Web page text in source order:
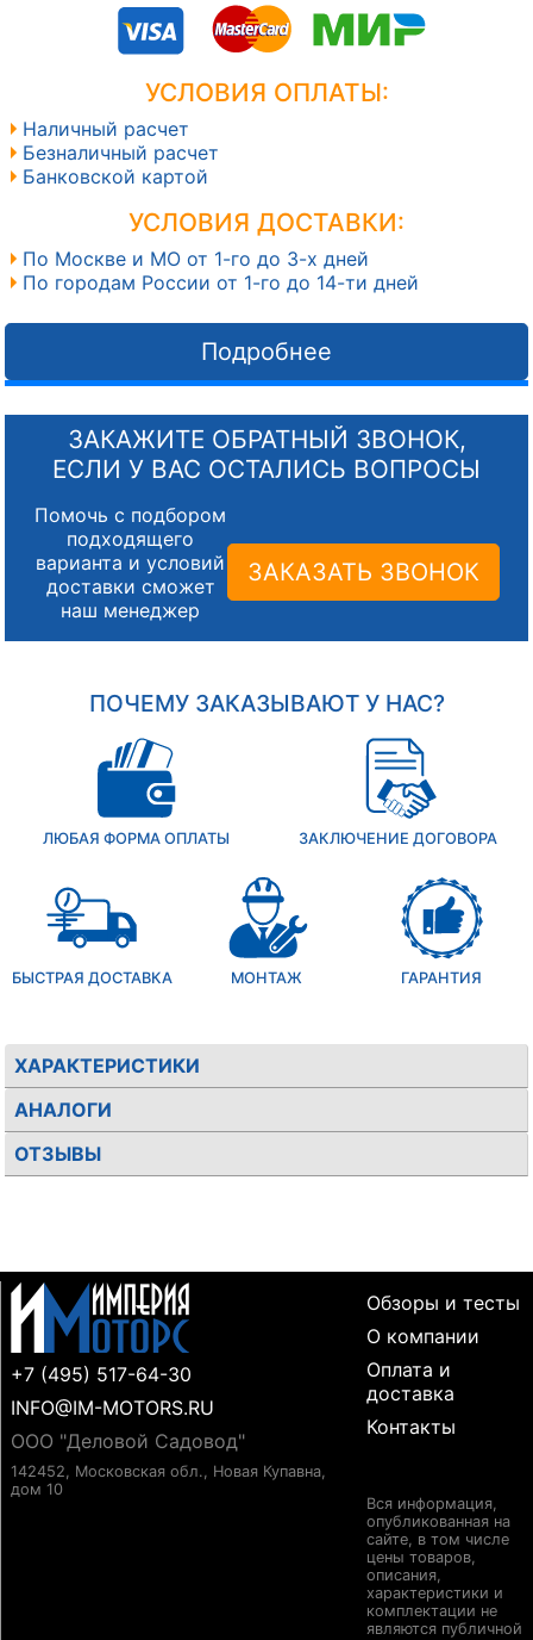
УСЛОВИЯ ОПЛАТЫ:
Наличный расчет
Безналичный расчет
Банковской картой
УСЛОВИЯ ДОСТАВКИ:
По Москве и МО от 1-го до 3-х дней
По городам России от 1-го до 14-ти дней
Подробнее
ЗАКАЖИТЕ ОБРАТНЫЙ ЗВОНОК,
ЕСЛИ У ВАС ОСТАЛИСЬ ВОПРОСЫ
Помочь с подбором
подходящего
варианта и условий
доставки сможет
наш менеджер
ЗАКАЗАТЬ ЗВОНОК
ПОЧЕМУ ЗАКАЗЫВАЮТ У НАС?
ЛЮБАЯ ФОРМА ОПЛАТЫ ЗАКЛЮЧЕНИЕ ДОГОВОРА
БЫСТРАЯ ДОСТАВКА МОНТАЖ ГАРАНТИЯ
ХАРАКТЕРИСТИКИ
АНАЛОГИ
ОТЗЫВЫ
+7 (495) 517-64-30
INFO@IM-MOTORS.RU
ООО "Деловой Садовод"
142452, Московская обл., Новая Купавна,
дом 10
Обзоры и тесты
О компании
Оплата и
доставка
Контакты
Вся информация,
опубликованная на
сайте, в том числе
цены товаров,
описания,
характеристики и
комплектации не
являются публичной